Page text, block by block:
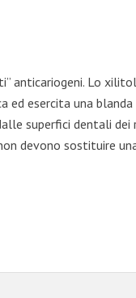
anticariogeni. Lo
esercita una
superfici dentali dei
devono sostituire